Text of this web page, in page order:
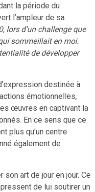
la période du
l’ampleur de sa
lors d’un challenge que
sommeillait en moi.
de développer
destinée à
émotionnelles,
œuvres en captivant la
En ce sens que ce
plus qu’un centre
également de
son art de jour en jour. Ce
de lui soutirer un